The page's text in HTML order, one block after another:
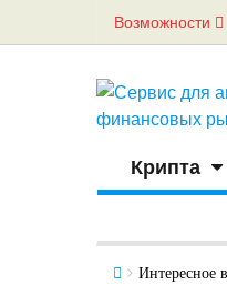
Возможности
Крипта
Интересное